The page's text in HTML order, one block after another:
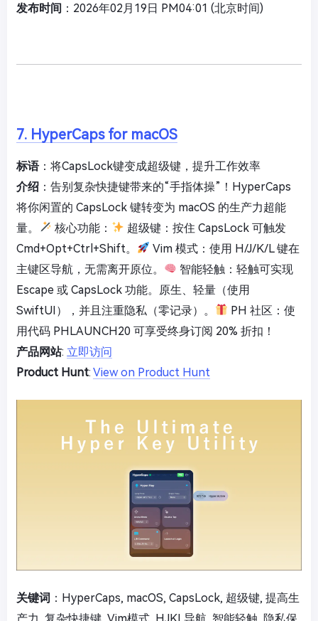
发布时间 ：2026年02月19日 PM04:01 (北京时间)
7. HyperCaps for macOS
标语：将CapsLock键变成超级键，提升工作效率
介绍 ：告别复杂快捷键带来的“手指体操”！HyperCaps
将你闲置的 CapsLock 键转变为 macOS 的生产力超能
量。
核心功能：
超级键：按住 CapsLock 可触发
Cmd+Opt+Ctrl+Shift。
Vim 模式：使用 H/J/K/L 键在
主键区导航，无需离开原位。
智能轻触：轻触可实现
Escape 或 CapsLock 功能。原生、轻量（使用
SwiftUI），并且注重隐私（零记录）。
PH 社区：使
用代码 PHLAUNCH20 可享受终身订阅 20% 折扣！
产品网站: 立即访问
Product Hunt: View on Product Hunt
关键词 ：HyperCaps, macOS, CapsLock, 超级键, 提高生